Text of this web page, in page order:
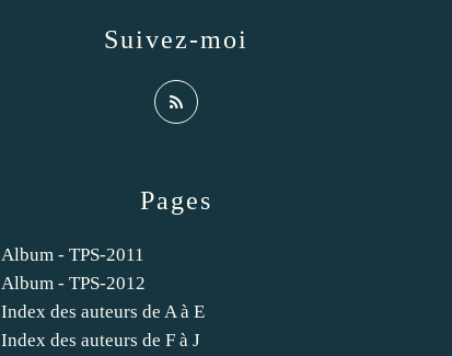
Pages
Album - TPS-2011
Album - TPS-2012
Index des auteurs de A à E
Index des auteurs de F à J
Suivez-moi